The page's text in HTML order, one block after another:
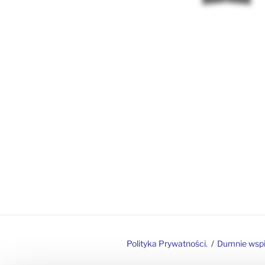
Polityka Prywatności. Dumnie